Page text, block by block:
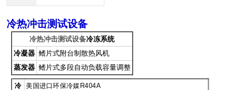
冷热冲击测试设备
冷热冲击测试设备冷冻系统
冷凝器 鳍片式附台制散热风机
蒸发器 鳍片式多段自动负载容量调整
冷 美国进口环保冷媒R404A